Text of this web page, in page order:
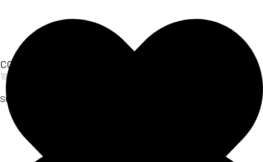
COPRICOSTUME ANIMALIER
19,00
SCOPRI L'ARTICOLO